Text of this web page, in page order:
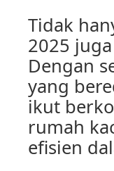
Tidak
2025
Dengan
yang
ikut
rumah
efisien